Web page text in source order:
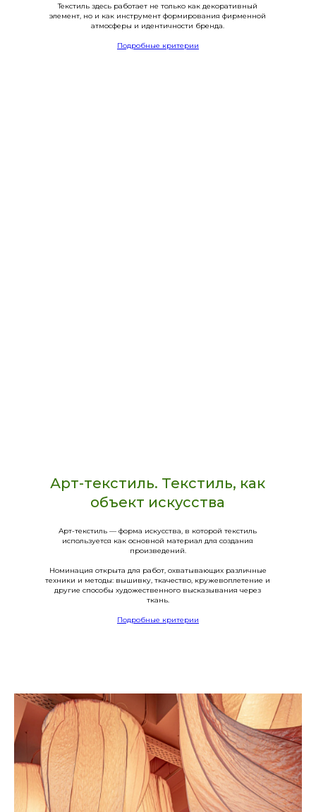
Текстиль здесь работает не только как декоративный
элемент, но и как инструмент формирования фирменной
атмосферы и идентичности бренда.
Подробные критерии
Арт-текстиль. Текстиль, как
объект искусства
Арт-текстиль — форма искусства, в которой текстиль
используется как основной материал для создания
произведений.
Номинация открыта для работ, охватывающих различные
техники и методы: вышивку, ткачество, кружевоплетение и
другие способы художественного высказывания через
ткань.
Подробные критерии